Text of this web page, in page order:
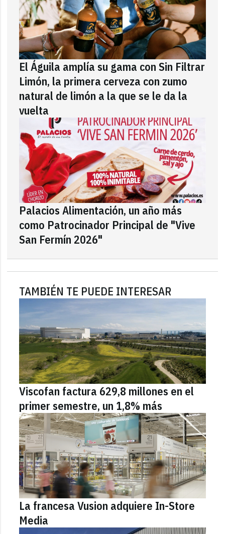
El Águila amplía su gama con Sin Filtrar
Limón, la primera cerveza con zumo
natural de limón a la que se le da la
vuelta
Palacios Alimentación, un año más
como Patrocinador Principal de "Vive
San Fermín 2026"
TAMBIÉN TE PUEDE INTERESAR
Viscofan factura 629,8 millones en el
primer semestre, un 1,8% más
La francesa Vusion adquiere In-Store
Media